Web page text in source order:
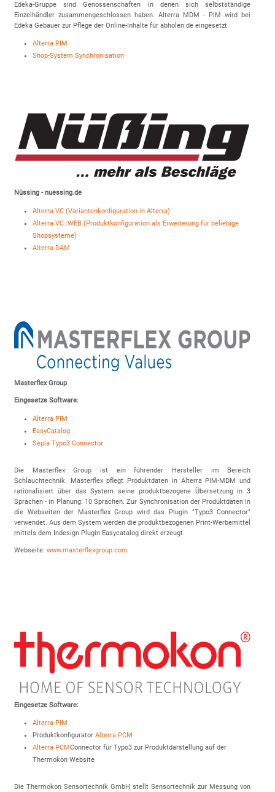
Edeka-Gruppe sind Genossenschaften in denen sich selbstständige
Einzelhändler zusammengeschlossen haben. Alterra MDM - PIM wird bei
Edeka Gebauer zur Pflege der Online-Inhalte für abholen.de eingesetzt.
Alterra PIM
Shop-System Synchronisation
Nüssing - nuessing.de
Alterra VC (Variantenkonfiguration in Alterra)
Alterra VC::WEB (Produktkonfiguration als Erweiterung für beliebige
Shopsysteme)
Alterra DAM
Masterflex Group
Eingesetze Software:
Alterra PIM
EasyCatalog
Sepia Typo3 Connector
Die Masterflex Group ist ein führender Hersteller im Bereich
Schlauchtechnik. Masterflex pflegt Produktdaten in Alterra PIM-MDM und
rationalisiert über das System seine produktbezogene Übersetzung in 3
Sprachen - in Planung: 10 Sprachen. Zur Synchronisation der Produktdaten in
die Webseiten der Masterflex Group wird das Plugin "Typo3 Connector"
verwendet. Aus dem System werden die produktbezogenen Print-Werbemittel
mittels dem Indesign Plugin Easycatalog direkt erzeugt.
Webseite: www.masterflexgroup.com
Eingesetze Software:
Alterra PIM
Produktkonfigurator Alterra PCM
Alterra PCMConnector für Typo3 zur Produktdarstellung auf der
Thermokon Website
Die Thermokon Sensortechnik GmbH stellt Sensortechnik zur Messung von